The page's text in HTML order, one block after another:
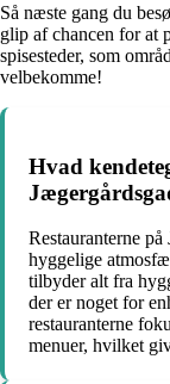
Så næste gang du
glip af chancen for at
spisesteder, som
velbekomme!
Hvad
Restauranterne
hyggelige
tilbyder alt fra
der er noget for
restauranterne
menuer, hvilket